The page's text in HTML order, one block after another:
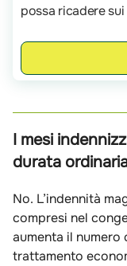
possa ricadere
I mesi
durata
No. L’indennità
compresi nel
aumenta il numero
trattamento